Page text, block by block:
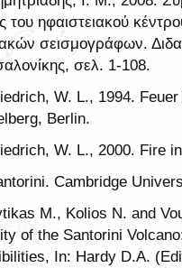
του ηφαιστειακού
σεισμογράφων.
σελ. 1-108.
W. L., 1994.
Berlin.
W. L., 2000. Fire
Cambridge
M., Kolios N. and
of the Santorini
In: Hardy D.A.